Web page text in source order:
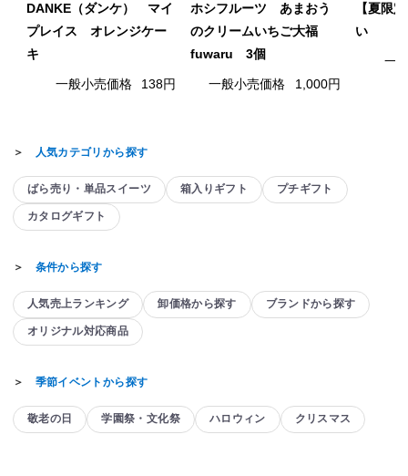
DANKE（ダンケ） マイ
プレイス オレンジケー
キ
一般小売価格 138円
ホシフルーツ あまおう
のクリームいちご大福
fuwaru 3個
一般小売価格 1,000円
【夏限
い
一
＞ 人気カテゴリから探す
ばら売り・単品スイーツ 箱入りギフト プチギフト
カタログギフト
＞ 条件から探す
人気売上ランキング 卸価格から探す ブランドから探す
オリジナル対応商品
＞ 季節イベントから探す
敬老の日 学園祭・文化祭 ハロウィン クリスマス